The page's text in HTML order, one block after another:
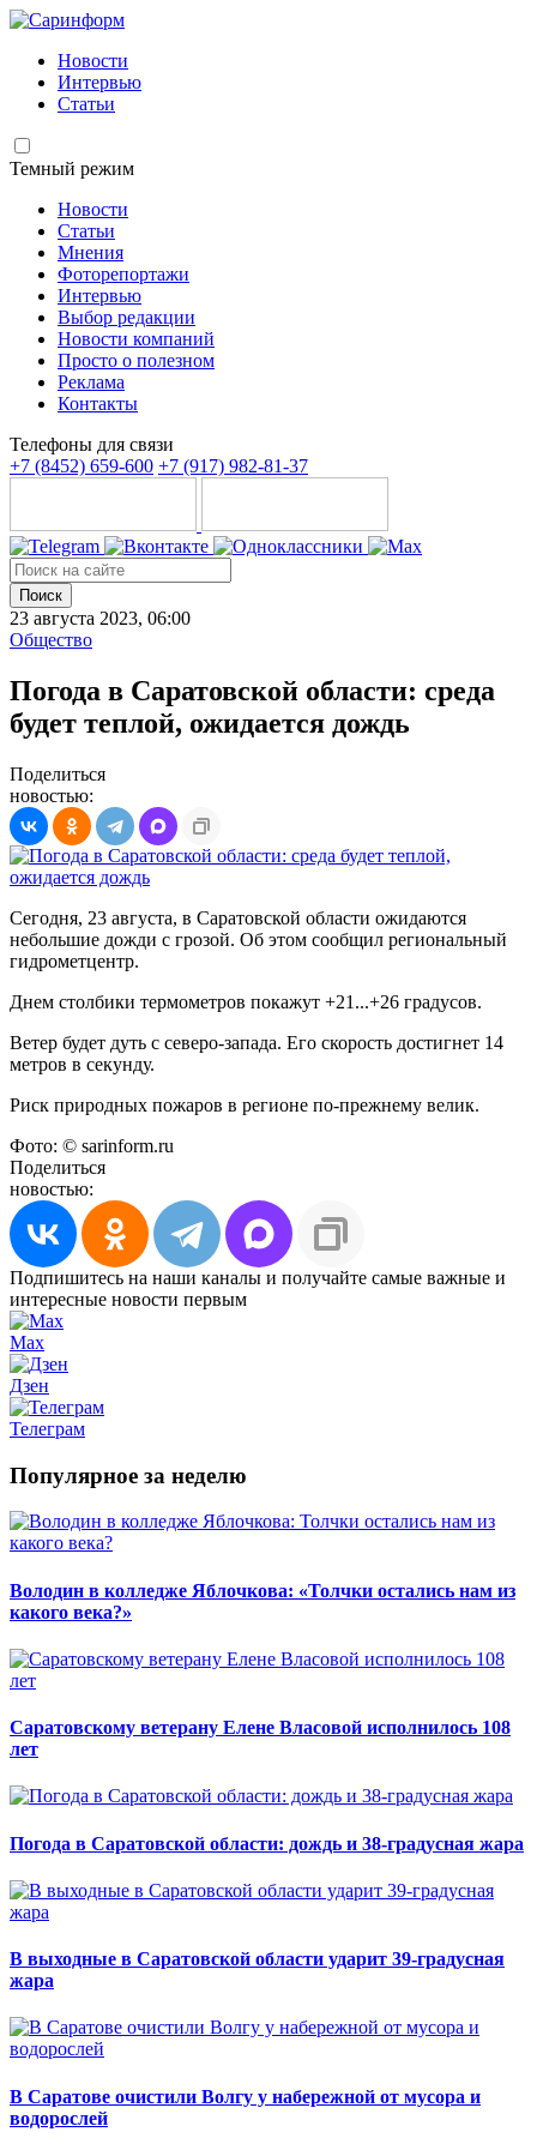
Новости
Интервью
Статьи
Темный режим
Новости
Статьи
Мнения
Фоторепортажи
Интервью
Выбор редакции
Новости компаний
Просто о полезном
Реклама
Контакты
Телефоны для связи
+7 (8452) 659-600 +7 (917) 982-81-37
Поиск
23 августа 2023, 06:00
Общество
Погода в Саратовской области: среда
будет теплой, ожидается дождь
Поделиться
новостью:
Сегодня, 23 августа, в Саратовской области ожидаются
небольшие дожди с грозой. Об этом сообщил региональный
гидрометцентр.
Днем столбики термометров покажут +21...+26 градусов.
Ветер будет дуть с северо-запада. Его скорость достигнет 14
метров в секунду.
Риск природных пожаров в регионе по-прежнему велик.
Фото: © sarinform.ru
Поделиться
новостью:
Подпишитесь на наши каналы и получайте самые важные и
интересные новости первым
Max
Дзен
Телеграм
Популярное за неделю
Володин в колледже Яблочкова: «Толчки остались нам из
какого века?»
Саратовскому ветерану Елене Власовой исполнилось 108
лет
Погода в Саратовской области: дождь и 38-градусная жара
В выходные в Саратовской области ударит 39-градусная
жара
В Саратове очистили Волгу у набережной от мусора и
водорослей